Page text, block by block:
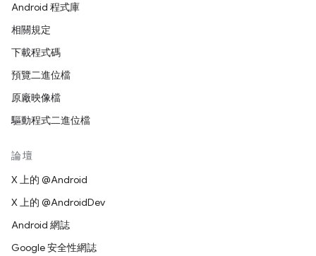
Android 程式庫
相關規定
下載程式碼
預覽二進位檔
原廠映像檔
驅動程式二進位檔
論壇
X 上的 @Android
X 上的 @AndroidDev
Android 網誌
Google 安全性網誌